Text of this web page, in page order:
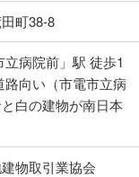
町38-8
病院前」駅 徒歩1
向い（市電市立病
白の建物が南日本
物取引業協会